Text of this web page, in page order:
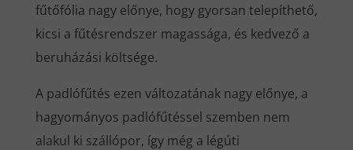
fűtőfólia nagy előnye, hogy gyorsan telepíthető,
kicsi a fűtésrendszer magassága, és kedvező a
beruházási költsége.
A padlófűtés ezen változatának nagy előnye, a
hagyományos padlófűtéssel szemben nem
alakul ki szállópor, így még a légúti